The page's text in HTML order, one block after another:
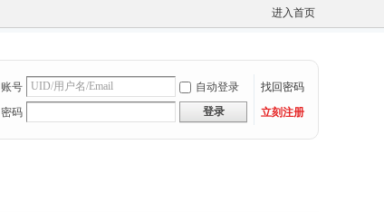
进入首页
账号 自动登录
找回密码
密码
登录 立刻注册